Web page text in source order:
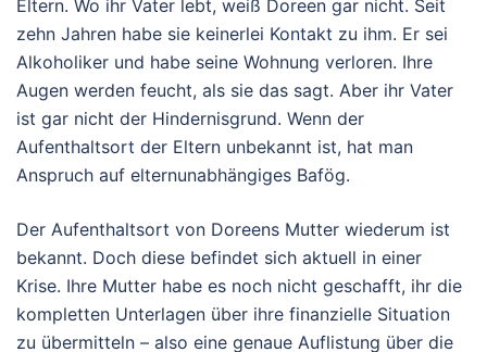
Eltern. Wo ihr Vater lebt, weiß Doreen gar nicht. Seit
zehn Jahren habe sie keinerlei Kontakt zu ihm. Er sei
Alkoholiker und habe seine Wohnung verloren. Ihre
Augen werden feucht, als sie das sagt. Aber ihr Vater
ist gar nicht der Hindernisgrund. Wenn der
Aufenthaltsort der Eltern unbekannt ist, hat man
Anspruch auf elternunabhängiges Bafög.
Der Aufenthaltsort von Doreens Mutter wiederum ist
bekannt. Doch diese befindet sich aktuell in einer
Krise. Ihre Mutter habe es noch nicht geschafft, ihr die
kompletten Unterlagen über ihre finanzielle Situation
zu übermitteln – also eine genaue Auflistung über die